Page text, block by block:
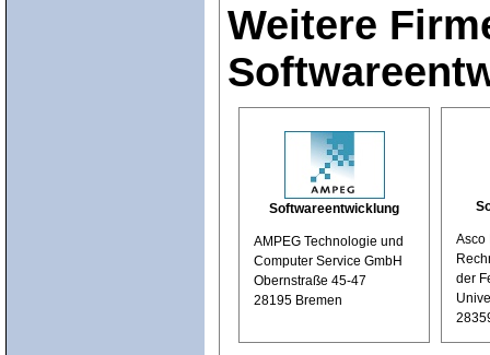
Weitere
Softwareentwicklung
AMPEG Technologie und
Computer Service GmbH
Obernstraße 45-47
28195 Bremen
Asco
der